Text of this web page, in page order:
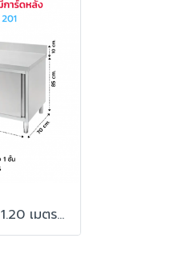
ตู้เตรียม ประตูสไลด์ 1.20 เมตร มีการ์ดหลัง